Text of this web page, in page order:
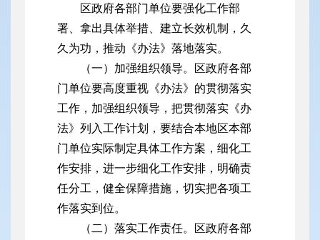
区政府各部门单位要强化工作部
署、拿出具体举措、建立长效机制，久
久为功，推动《办法》落地落实。
（一）加强组织领导。区政府各部
门单位要高度重视《办法》的贯彻落实
工作，加强组织领导，把贯彻落实《办
法》列入工作计划，要结合本地区本部
门单位实际制定具体工作方案，细化工
作安排，进一步细化工作安排，明确责
任分工，健全保障措施，切实把各项工
作落实到位。
（二）落实工作责任。区政府各部